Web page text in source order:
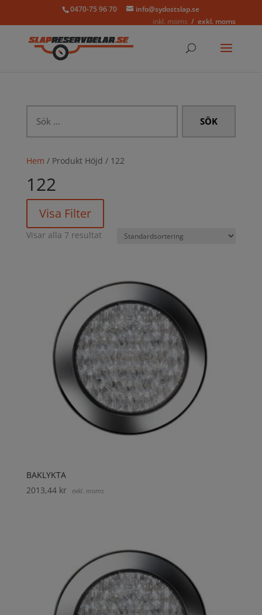
0470-75 96 70
info@sydostslap.se
inkl. moms
exkl. moms
efter:
Hem / Produkt Höjd / 122
122
Visa Filter
Visar alla 7 resultat
BAKLYKTA
2013,44 kr exkl. moms